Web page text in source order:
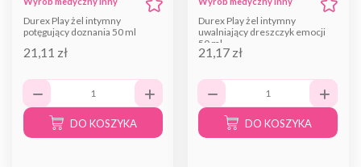
Durex Play żel intymny
potęgujący doznania 50 ml
21,11 zł
DO KOSZYKA
Durex Play żel intymny
uwalniający dreszczyk emocji
50 ml
21,17 zł
DO KOSZYKA